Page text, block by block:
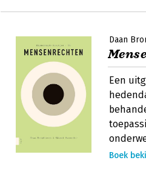
Daan
Een
Boek